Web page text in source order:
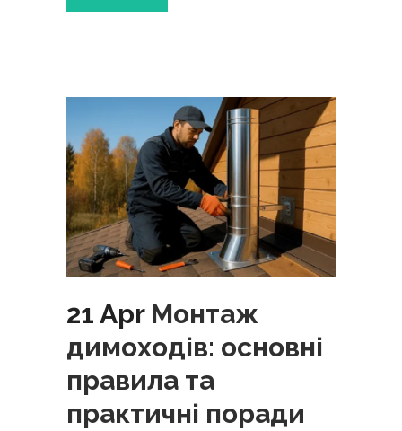
21 Apr Монтаж
димоходів: основні
правила та
практичні поради